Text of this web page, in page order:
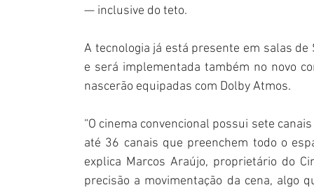
— inclusive do teto.
A tecnologia já está presente em salas de
e será implementada também no novo
nascerão equipadas com Dolby Atmos.
“O cinema convencional possui sete
até 36 canais que preenchem todo o
explica Marcos Araújo, proprietário do
precisão a movimentação da cena, algo